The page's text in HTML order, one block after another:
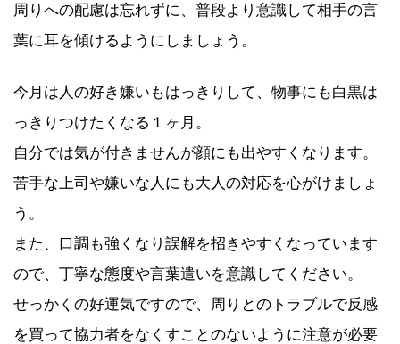
周りへの配慮は忘れずに、普段より意識して相手の言
葉に耳を傾けるようにしましょう。
今月は人の好き嫌いもはっきりして、物事にも白黒は
っきりつけたくなる１ヶ月。
自分では気が付きませんが顔にも出やすくなります。
苦手な上司や嫌いな人にも大人の対応を心がけましょ
う。
また、口調も強くなり誤解を招きやすくなっています
ので、丁寧な態度や言葉遣いを意識してください。
せっかくの好運気ですので、周りとのトラブルで反感
を買って協力者をなくすことのないように注意が必要